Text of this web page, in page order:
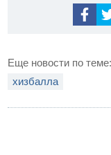
Еще новости по теме:
хизбалла